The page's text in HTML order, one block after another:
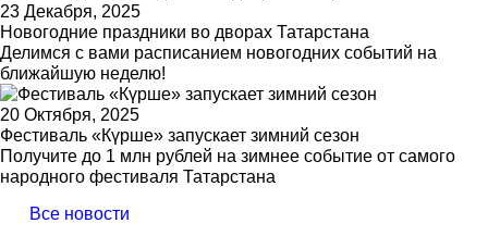
23 Декабря, 2025
Новогодние праздники во дворах Татарстана
Делимся с вами расписанием новогодних событий на
ближайшую неделю!
20 Октября, 2025
Фестиваль «Күрше» запускает зимний сезон
Получите до 1 млн рублей на зимнее событие от самого
народного фестиваля Татарстана
Все новости